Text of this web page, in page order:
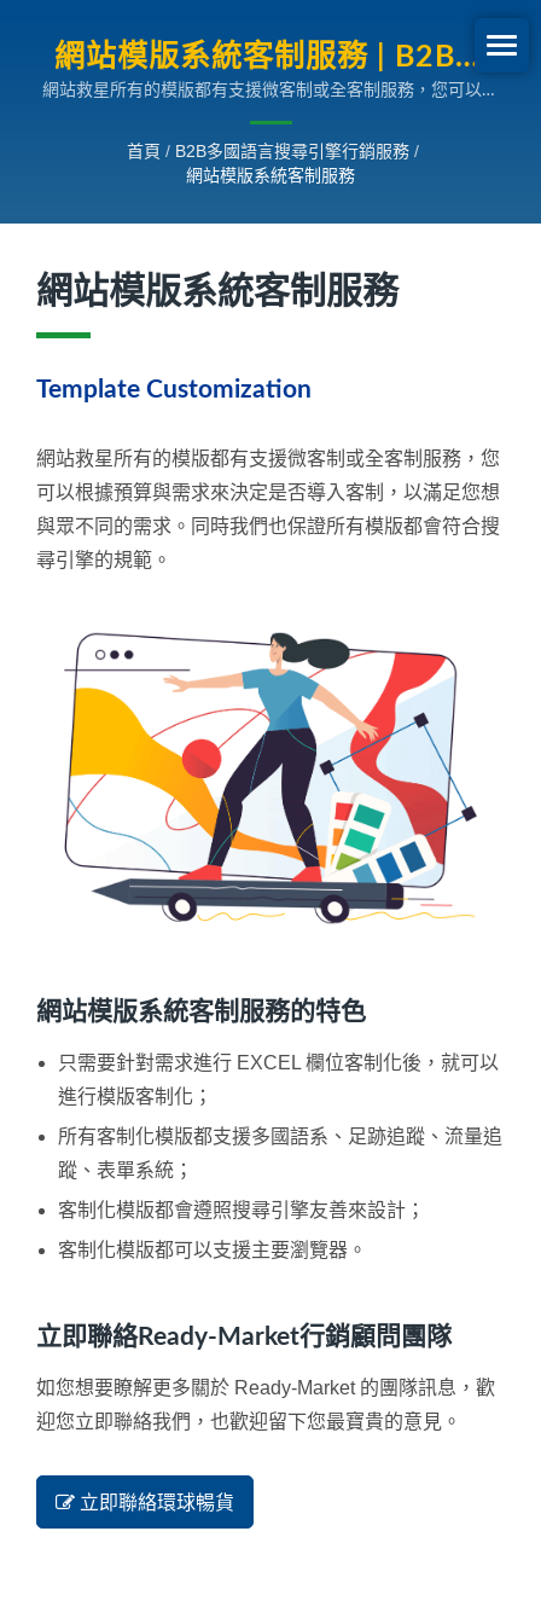
網站模版系統客制服務 | B2B外
銷網路行銷SEO專家
網站救星所有的模版都有支援微客制或全客制服務，您可以根
求。同時我們也保證所有模版都會符合搜尋引擎的規範。
首頁 / B2B多國語言搜尋引擎行銷服務 /
網站模版系統客制服務
網站模版系統客制服務
Template Customization
網站救星所有的模版都有支援微客制或全客制服務，您
可以根據預算與需求來決定是否導入客制，以滿足您想
與眾不同的需求。同時我們也保證所有模版都會符合搜
尋引擎的規範。
網站模版系統客制服務的特色
只需要針對需求進行 EXCEL 欄位客制化後，就可以
進行模版客制化；
所有客制化模版都支援多國語系、足跡追蹤、流量追
蹤、表單系統；
客制化模版都會遵照搜尋引擎友善來設計；
客制化模版都可以支援主要瀏覽器。
立即聯絡Ready-Market行銷顧問團隊
如您想要瞭解更多關於 Ready-Market 的團隊訊息，歡
迎您立即聯絡我們，也歡迎留下您最寶貴的意見。
立即聯絡環球暢貨